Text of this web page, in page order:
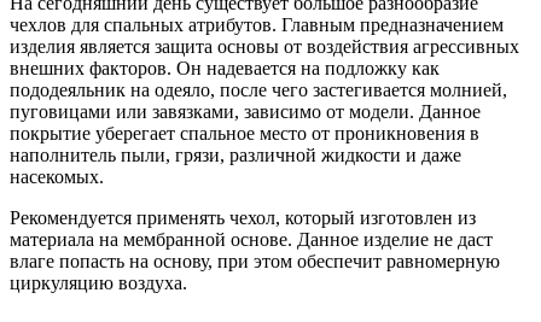
чехлов для спальных атрибутов. Главным предназначением
изделия является защита основы от воздействия агрессивных
внешних факторов. Он надевается на подложку как
пододеяльник на одеяло, после чего застегивается молнией,
пуговицами или завязками, зависимо от модели. Данное
покрытие уберегает спальное место от проникновения в
наполнитель пыли, грязи, различной жидкости и даже
насекомых.
Рекомендуется применять чехол, который изготовлен из
материала на мембранной основе. Данное изделие не даст
влаге попасть на основу, при этом обеспечит равномерную
циркуляцию воздуха.